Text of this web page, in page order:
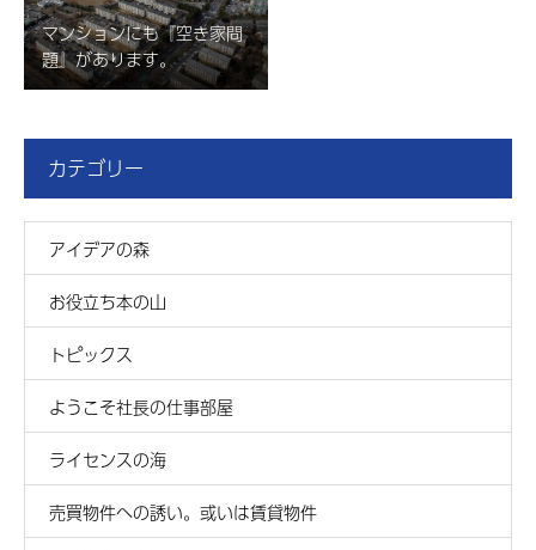
マンションにも『空き家問
題』があります。
カテゴリー
アイデアの森
お役立ち本の山
トピックス
ようこそ社長の仕事部屋
ライセンスの海
売買物件への誘い。或いは賃貸物件